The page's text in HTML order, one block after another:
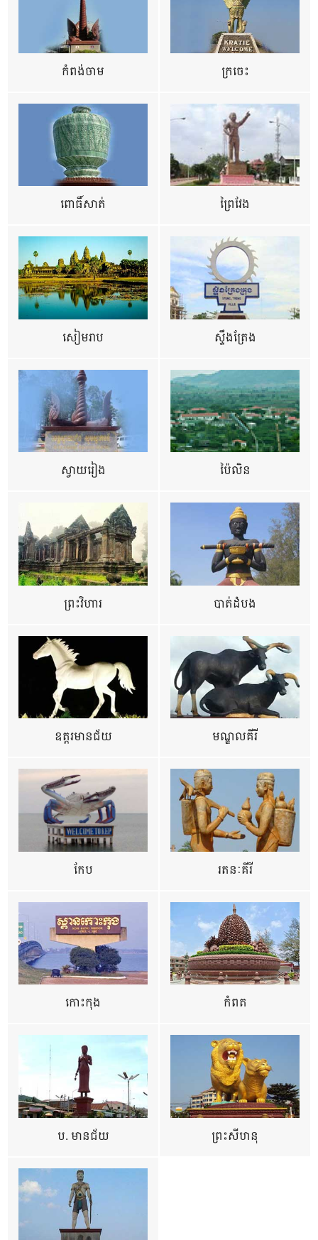
កំពង់ចាម ក្រចេះ
ពោធិ៍សាត់ ព្រៃវែង
សៀមរាប ស្ទឹងត្រែង
ស្វាយរៀង ប៉ៃលិន
ព្រះវិហារ បាត់ដំបង
ឧត្ដរមានជ័យ មណ្ឌលគីរី
កែប រតនៈគីរី
កោះកុង កំពត
ប. មានជ័យ ព្រះសីហនុ